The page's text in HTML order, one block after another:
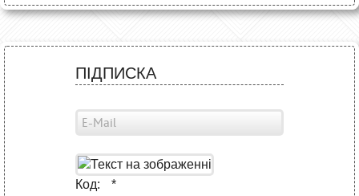
ПІДПИСКА
Код: *